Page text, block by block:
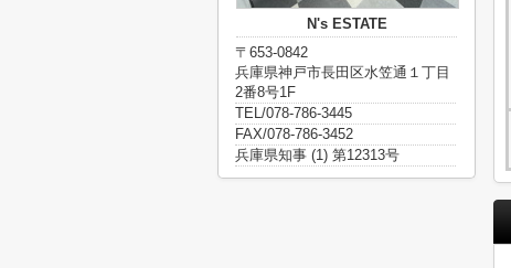
N's ESTATE
〒653-0842
兵庫県神戸市長田区水笠通１丁目
2番8号1F
TEL/078-786-3445
FAX/078-786-3452
兵庫県知事 (1) 第12313号